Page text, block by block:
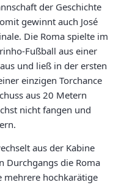
der Geschichte
gewinnt auch José
Die Roma spielte im
Fußball aus einer
und ließ in der ersten
einzigen Torchance
aus 20 Metern
nicht fangen und
aus der Kabine
Durchgangs die Roma
mehrere hochkarätige